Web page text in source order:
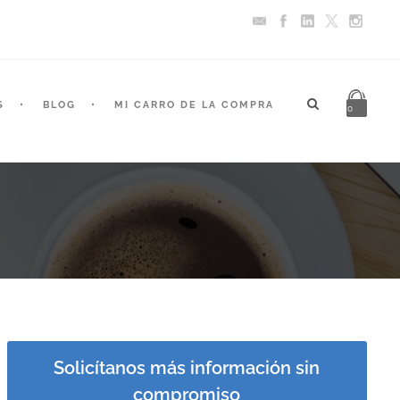
BLOG MI CARRO DE LA COMPRA 0
Solicítanos más información sin
compromiso